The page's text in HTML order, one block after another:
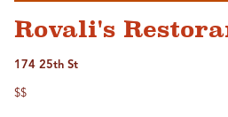
Rovali's
174 25th St
$$